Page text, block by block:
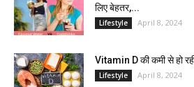
लिए बेहतर,...
Lifestyle April 8, 2024
Vitamin D की कमी से हो
Lifestyle April 8, 2024